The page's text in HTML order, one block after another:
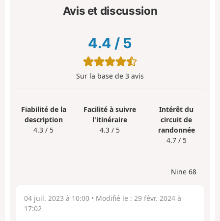
Avis et discussion
4.4 / 5
Sur la base de 3 avis
Fiabilité de la
description
4.3 / 5
Facilité à suivre
l'itinéraire
4.3 / 5
Intérêt du
circuit de
randonnée
4.7 / 5
Nine 68
04 juil. 2023 à 10:00 • Modifié le : 29 févr. 2024 à
17:02